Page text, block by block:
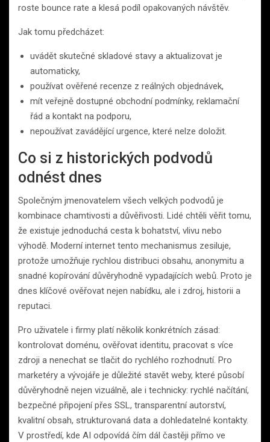
roste bounce rate a klesá podíl opakovaných návštěv.
Jak tomu předcházet:
uvádět skutečné skladové stavy a aktualizovat je
automaticky,
používat ověřené recenze z reálných objednávek,
mít veřejně dostupné obchodní podmínky, reklamační
řád a kontakt na podporu,
nepoužívat zavádějící urgence, které nelze doložit.
Co si z historických podvodů
odnést dnes
Společným jmenovatelem všech velkých podvodů je
kombinace chamtivosti a důvěřivosti. Lidé chtěli věřit tomu,
že existuje jednoduchá cesta k bohatství, vlivu nebo
výhodě. Moderní internet tento mechanismus zesiluje,
protože umožňuje rychlou distribuci obsahu, anonymitu a
snadné kopírování důvěryhodně vypadajících webů. Proto je
dnes klíčové ověřovat nejen nabídku, ale i zdroj, historii a
reputaci.
Pro uživatele i firmy platí několik konkrétních zásad:
kontrolovat doménu, ověřovat identitu, pracovat s více
zdroji a nenechat se tlačit do rychlého rozhodnutí. Pro
marketéry a vývojáře je důležité stavět weby, které působí
důvěryhodně nejen vizuálně, ale i technicky: rychlé načítání,
bezpečné připojení přes SSL, transparentní autorství,
kvalitní obsah, strukturovaná data a dohledatelné kontakty.
V prostředí, kde AI odpovídá čím dál častěji přímo ve